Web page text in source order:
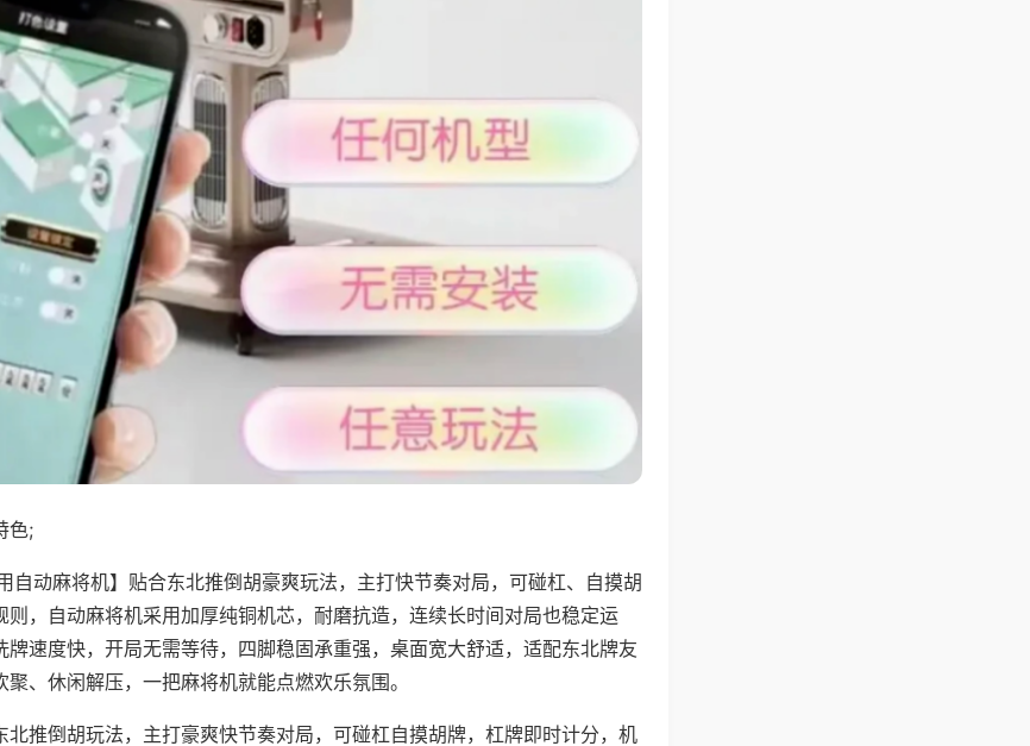
色;
用自动麻将机】贴合东北推倒胡豪爽玩法，主打快节奏对局，可碰杠、自摸胡
则，自动麻将机采用加厚纯铜机芯，耐磨抗造，连续长时间对局也稳定运
牌速度快，开局无需等待，四脚稳固承重强，桌面宽大舒适，适配东北牌友
、休闲解压，一把麻将机就能点燃欢乐氛围。
北推倒胡玩法，主打豪爽快节奏对局，可碰杠自摸胡牌，杠牌即时计分，机